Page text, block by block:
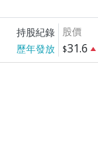
持股紀錄
歷年發放
股價
31.6